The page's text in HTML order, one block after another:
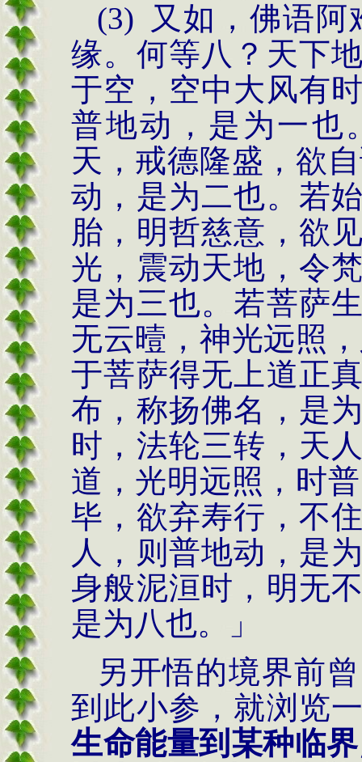
(3)
又如，佛语
缘。何等八？天下
于空，空中大风有
普地动，是为一也
天，戒德隆盛，欲
动，是为二也。若
胎，明哲慈意，欲
光，震动天地，令
是为三也。若菩萨
无云曀，神光远照
于菩萨得无上道正
布，称扬佛名，是
时，法轮三转，天
道，光明远照，时
毕，欲弃寿行，不
人，则普地动，是
身般泥洹时，明无
是为八也。」
另开悟的境界前
到此小参，就浏览
生命能量到某种临